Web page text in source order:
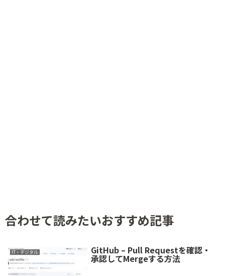
合わせて読みたいおすすめ記事
IT・デジタル GitHub – Pull Requestを確認・
承認してMergeする方法